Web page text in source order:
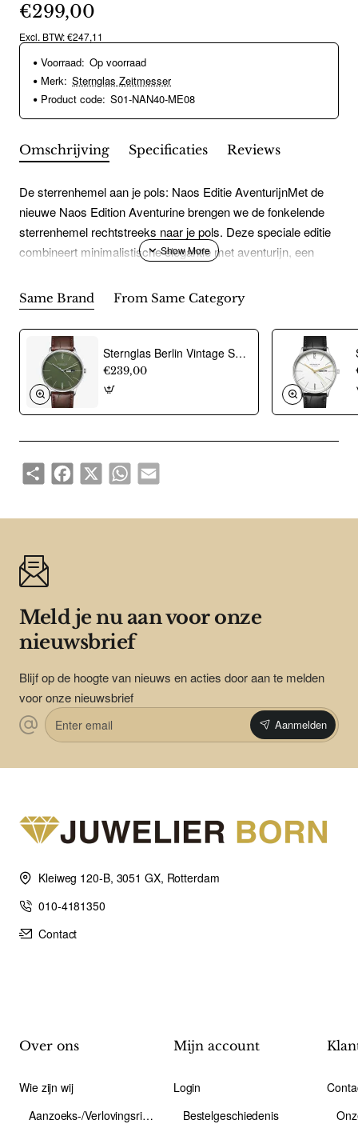
€299,00
Excl. BTW: €247,11
Voorraad: Op voorraad
Merk: Sternglas Zeitmesser
Product code: S01-NAN40-ME08
Omschrijving Specificaties Reviews
De sterrenhemel aan je pols: Naos Editie AventurijnMet de
nieuwe Naos Edition Aventurine brengen we de fonkelende
sterrenhemel rechtstreeks naar je pols. Deze speciale editie
combineert minimalistische elegantie met aventurijn, een
ziet in high-end uurwerken.De 38 mm gepolijste
roestvrijstalen kast van de Naos Edition Aventurine,
verkrijgbaar in goud of zilver, benadrukt het klassieke
ontwerp van de wijzerplaat. Luminova op de wijzers zorgt
voor een goede afleesbaarheid, zelfs bij weinig licht.
Same Brand From Same Category
Sternglas Berlin Vintage S01-BE08-HE05 - 23242
€239,00
ShareFacebook
X WhatsAppEmail
Meld je nu aan voor onze
nieuwsbrief
Blijf op de hoogte van nieuws en acties door aan te melden
voor onze nieuwsbrief
Enter
email
Aanmelden
Kleiweg 120-B, 3051 GX, Rotterdam
010-4181350
Contact
Over ons
Wie zijn wij
Aanzoeks-/Verlovingsring
Mijn account
Login
Bestelgeschiedenis